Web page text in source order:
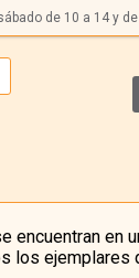
de 10 a 14 y
encuentran en
los